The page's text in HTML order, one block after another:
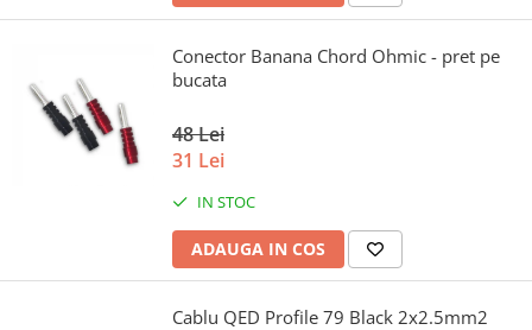
Conector Banana Chord Ohmic - pret pe
bucata
48 Lei
31 Lei
IN STOC
ADAUGA IN COS
Cablu QED Profile 79 Black 2x2.5mm2